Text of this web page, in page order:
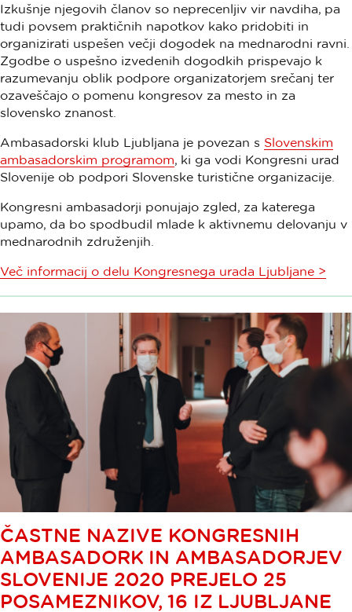
Izkušnje njegovih članov so neprecenljiv vir navdiha, pa
tudi povsem praktičnih napotkov kako pridobiti in
organizirati uspešen večji dogodek na mednarodni ravni.
Zgodbe o uspešno izvedenih dogodkih prispevajo k
razumevanju oblik podpore organizatorjem srečanj ter
ozaveščajo o pomenu kongresov za mesto in za
slovensko znanost.
Ambasadorski klub Ljubljana je povezan s Slovenskim
ambasadorskim programom, ki ga vodi Kongresni urad
Slovenije ob podpori Slovenske turistične organizacije.
Kongresni ambasadorji ponujajo zgled, za katerega
upamo, da bo spodbudil mlade k aktivnemu delovanju v
mednarodnih združenjih.
Več informacij o delu Kongresnega urada Ljubljane >
ČASTNE NAZIVE KONGRESNIH
AMBASADORK IN AMBASADORJEV
SLOVENIJE 2020 PREJELO 25
POSAMEZNIKOV, 16 IZ LJUBLJANE